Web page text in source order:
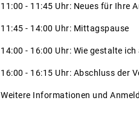
11:00 - 11:45 Uhr: Neues für Ihre
11:45 - 14:00 Uhr: Mittagspause
14:00 - 16:00 Uhr: Wie gestalte
16:00 - 16:15 Uhr: Abschluss der
Weitere Informationen und